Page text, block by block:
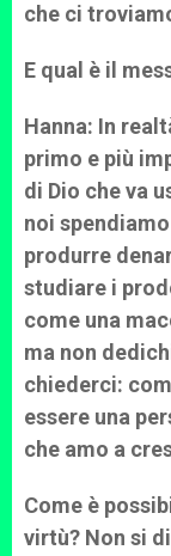
che ci
E qual è il
Hanna: In
primo e più
di Dio che va
noi
produrre
studiare i
come una
ma non
chiederci:
essere una
che amo a
Come è
virtù? Non si